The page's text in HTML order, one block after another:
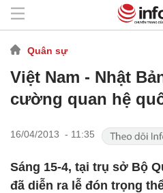
Quân sự
Việt Nam - Nhật
cường quan hệ
16/04/2013 - 11:35
Sáng 15-4, tại trụ sở Bộ
đã diễn ra lễ đón trọng